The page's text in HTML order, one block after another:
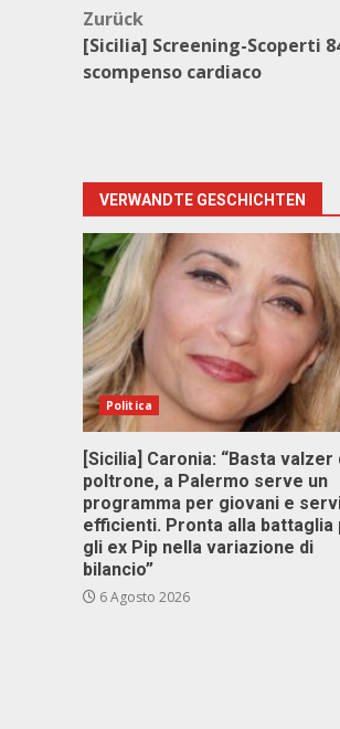
Zurück
[Sicilia] Screening-Scoperti
scompenso cardiaco
VERWANDTE GESCHICHTEN
Politica
[Sicilia] Caronia: “Basta valzer
poltrone, a Palermo serve un
programma per giovani e
efficienti. Pronta alla battaglia
gli ex Pip nella variazione di
bilancio”
6 Agosto 2026